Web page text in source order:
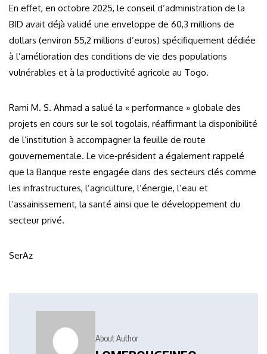
En effet, en octobre 2025, le conseil d’administration de la
BID avait déjà validé une enveloppe de 60,3 millions de
dollars (environ 55,2 millions d’euros) spécifiquement dédiée
à l’amélioration des conditions de vie des populations
vulnérables et à la productivité agricole au Togo.
Rami M. S. Ahmad a salué la « performance » globale des
projets en cours sur le sol togolais, réaffirmant la disponibilité
de l’institution à accompagner la feuille de route
gouvernementale. Le vice‑président a également rappelé
que la Banque reste engagée dans des secteurs clés comme
les infrastructures, l’agriculture, l’énergie, l’eau et
l’assainissement, la santé ainsi que le développement du
secteur privé.
SerAz
About Author